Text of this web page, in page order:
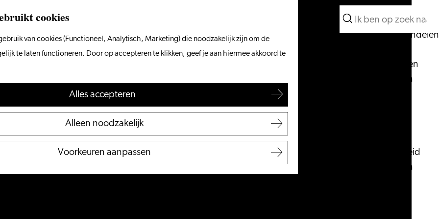
cookies
van cookies (Functioneel, Analytisch, Marketing) die noodzakelijk zijn om de
te laten functioneren. Door op accepteren te klikken, geef je aan hiermee akkoord te
Alles accepteren
Alleen noodzakelijk
Voorkeuren aanpassen
Menu
Zoeken
Wat te doen
Vanaf het water
Fietsen & wandelen
Eten & drinken
Met kinderen
Bereikbaarheid
Overnachten
Zoeken